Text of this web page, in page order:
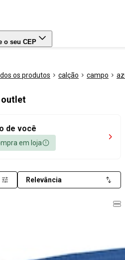
o seu CEP
os produtos calção campo
outlet
de você
em loja
Relevância